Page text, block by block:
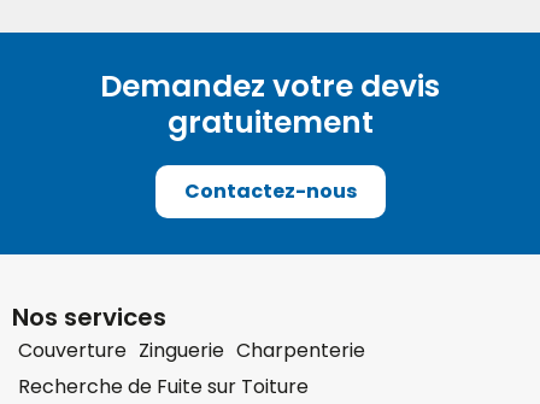
Demandez votre devis
gratuitement
Contactez-nous
Nos services
Couverture Zinguerie Charpenterie
Recherche de Fuite sur Toiture